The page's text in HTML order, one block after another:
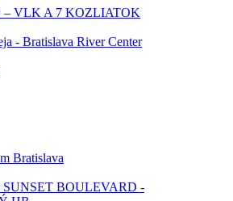
VLK A 7 KOZLIATOK
- Bratislava River Center
Bratislava
SUNSET BOULEVARD -